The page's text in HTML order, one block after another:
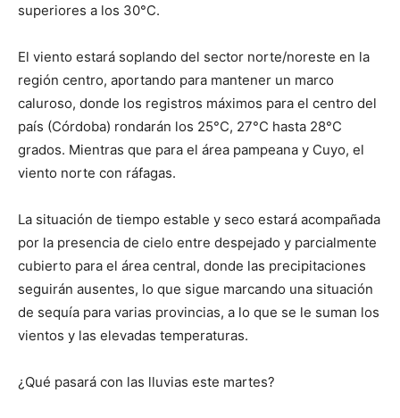
que
se
ve…
superiores a los 30°C.
El viento estará soplando del sector norte/noreste en la
región centro, aportando para mantener un marco
caluroso, donde los registros máximos para el centro del
país (Córdoba) rondarán los 25°C, 27°C hasta 28°C
grados. Mientras que para el área pampeana y Cuyo, el
viento norte con ráfagas.
La situación de tiempo estable y seco estará acompañada
por la presencia de cielo entre despejado y parcialmente
cubierto para el área central, donde las precipitaciones
seguirán ausentes, lo que sigue marcando una situación
de sequía para varias provincias, a lo que se le suman los
vientos y las elevadas temperaturas.
¿Qué pasará con las lluvias este martes?